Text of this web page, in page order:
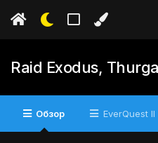
Raid Exodus,
Обзор EverQuest II